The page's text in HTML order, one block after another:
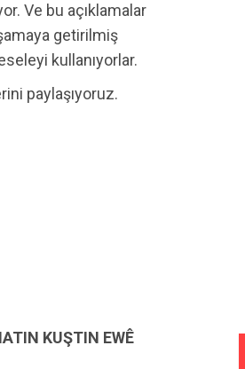
Ve bu açıklamalar
getirilmiş
kullanıyorlar.
paylaşıyoruz.
KUŞTIN EWÊ